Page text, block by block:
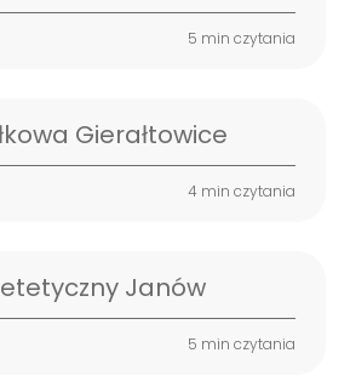
5 min czytania
Gierałtowice
4 min czytania
Janów
5 min czytania